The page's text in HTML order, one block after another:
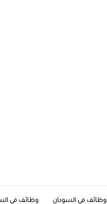
وظائف في السودان وظائف في